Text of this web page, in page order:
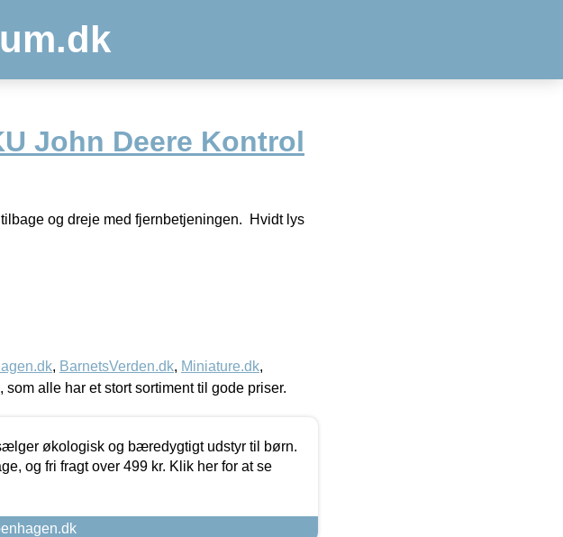
John Deere Kontrol
og dreje med fjernbetjeningen. Hvidt lys
, BarnetsVerden.dk, Miniature.dk,
, som alle har et stort sortiment til gode priser.
økologisk og bæredygtigt udstyr til børn.
og fri fragt over 499 kr. Klik her for at se